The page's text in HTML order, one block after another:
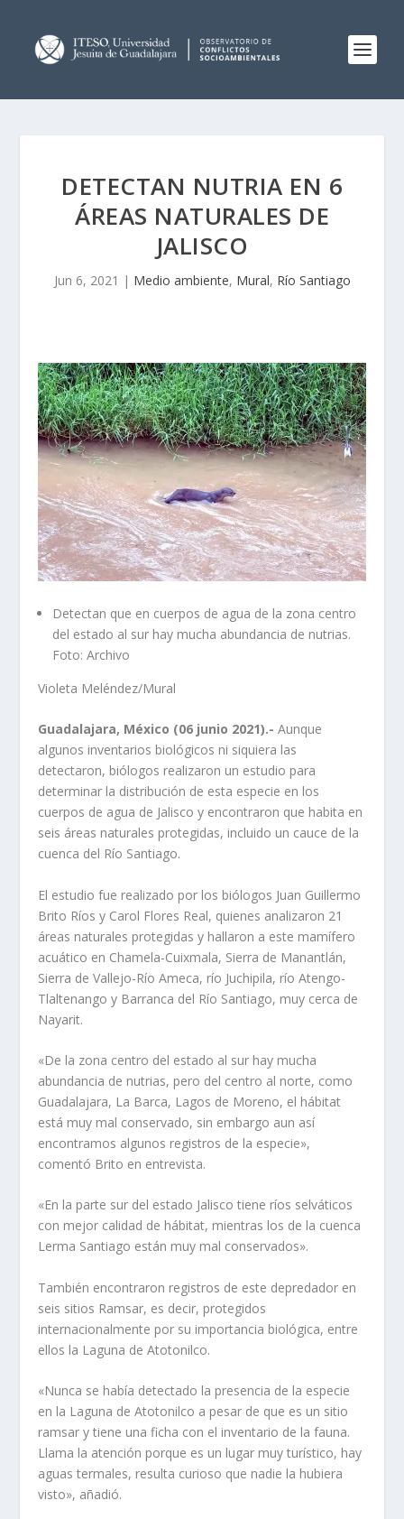
DETECTAN NUTRIA EN 6
ÁREAS NATURALES DE
JALISCO
Jun 6, 2021 | Medio ambiente, Mural, Río Santiago
Detectan que en cuerpos de agua de la zona centro
del estado al sur hay mucha abundancia de nutrias.
Foto: Archivo
Violeta Meléndez/Mural
Guadalajara, México (06 junio 2021).-Aunque
algunos inventarios biológicos ni siquiera las
detectaron, biólogos realizaron un estudio para
determinar la distribución de esta especie en los
cuerpos de agua de Jalisco y encontraron que habita en
seis áreas naturales protegidas, incluido un cauce de la
cuenca del Río Santiago.
El estudio fue realizado por los biólogos Juan Guillermo
Brito Ríos y Carol Flores Real, quienes analizaron 21
áreas naturales protegidas y hallaron a este mamífero
acuático en Chamela-Cuixmala, Sierra de Manantlán,
Sierra de Vallejo-Río Ameca, río Juchipila, río Atengo-
Tlaltenango y Barranca del Río Santiago, muy cerca de
Nayarit.
«De la zona centro del estado al sur hay mucha
abundancia de nutrias, pero del centro al norte, como
Guadalajara, La Barca, Lagos de Moreno, el hábitat
está muy mal conservado, sin embargo aun así
encontramos algunos registros de la especie»,
comentó Brito en entrevista.
«En la parte sur del estado Jalisco tiene ríos selváticos
con mejor calidad de hábitat, mientras los de la cuenca
Lerma Santiago están muy mal conservados».
También encontraron registros de este depredador en
seis sitios Ramsar, es decir, protegidos
internacionalmente por su importancia biológica, entre
ellos la Laguna de Atotonilco.
«Nunca se había detectado la presencia de la especie
en la Laguna de Atotonilco a pesar de que es un sitio
ramsar y tiene una ficha con el inventario de la fauna.
Llama la atención porque es un lugar muy turístico, hay
aguas termales, resulta curioso que nadie la hubiera
visto», añadió.